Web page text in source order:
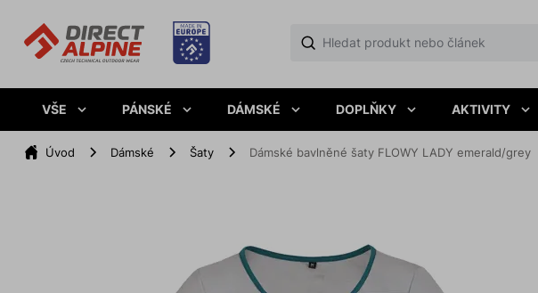
VŠE PÁNSKÉ DÁMSKÉ DOPLŇKY AKTIVITY
Úvod Dámské Šaty Dámské bavlněné šaty FLOWY LADY emerald/grey